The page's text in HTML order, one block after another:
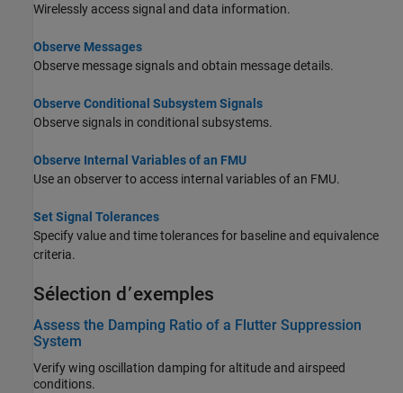
Wirelessly access signal and data information.
Observe Messages
Observe message signals and obtain message details.
Observe Conditional Subsystem Signals
Observe signals in conditional subsystems.
Observe Internal Variables of an FMU
Use an observer to access internal variables of an FMU.
Set Signal Tolerances
Specify value and time tolerances for baseline and equivalence
criteria.
Sélection d՚exemples
Assess the Damping Ratio of a Flutter Suppression
System
Verify wing oscillation damping for altitude and airspeed
conditions.